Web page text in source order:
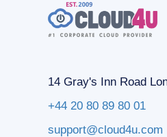
14 Gray's Inn Road
+44 20 80 89 80 01
support@cloud4u.com